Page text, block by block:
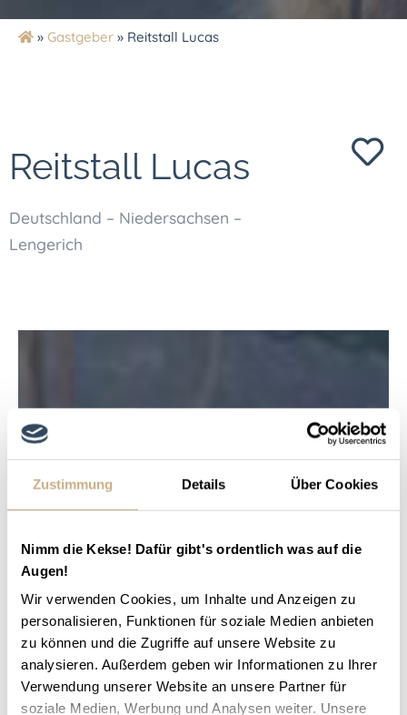
Zustimmung Details Über Cookies
Nimm die Kekse! Dafür gibt's ordentlich was auf die
Augen!
Wir verwenden Cookies, um Inhalte und Anzeigen zu
personalisieren, Funktionen für soziale Medien anbieten
zu können und die Zugriffe auf unsere Website zu
analysieren. Außerdem geben wir Informationen zu Ihrer
Verwendung unserer Website an unsere Partner für
soziale Medien, Werbung und Analysen weiter. Unsere
» Gastgeber » Reitstall Lucas
Reitstall Lucas
Deutschland – Niedersachsen –
Lengerich